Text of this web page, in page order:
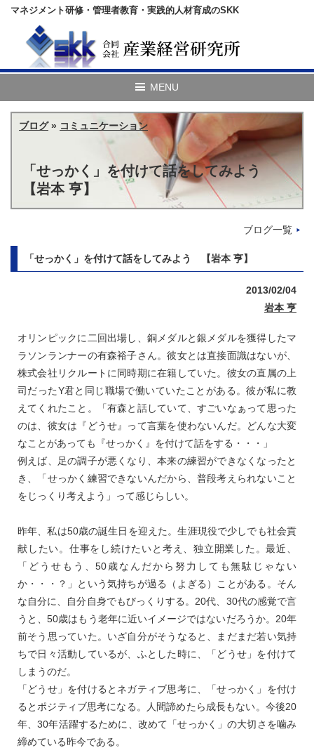
マネジメント研修・管理者教育・実践的人材育成のSKK
ブログ» コミュニケーション
「せっかく」を付けて話をしてみよう
【岩本 亨】
ブログ一覧
「せっかく」を付けて話をしてみよう 【岩本 亨】
2013/02/04
岩本 亨
オリンピックに二回出場し、銅メダルと銀メダルを獲得したマ
ラソンランナーの有森裕子さん。彼女とは直接面識はないが、
株式会社リクルートに同時期に在籍していた。彼女の直属の上
司だったY君と同じ職場で働いていたことがある。彼が私に教
えてくれたこと。「有森と話していて、すごいなぁって思った
のは、彼女は『どうせ』って言葉を使わないんだ。どんな大変
なことがあっても『せっかく』を付けて話をする・・・」
例えば、足の調子が悪くなり、本来の練習ができなくなったと
き、「せっかく練習できないんだから、普段考えられないこと
をじっくり考えよう」って感じらしい。
昨年、私は50歳の誕生日を迎えた。生涯現役で少しでも社会貢
献したい。仕事をし続けたいと考え、独立開業した。最近、
「どうせもう、50歳なんだから努力しても無駄じゃない
か・・・？」という気持ちが過る（よぎる）ことがある。そん
な自分に、自分自身でもびっくりする。20代、30代の感覚で言
うと、50歳はもう老年に近いイメージではないだろうか。20年
前そう思っていた。いざ自分がそうなると、まだまだ若い気持
ちで日々活動しているが、ふとした時に、「どうせ」を付けて
しまうのだ。
「どうせ」を付けるとネガティブ思考に、「せっかく」を付け
るとポジティブ思考になる。人間諦めたら成長もない。今後20
年、30年活躍するために、改めて「せっかく」の大切さを噛み
締めている昨今である。